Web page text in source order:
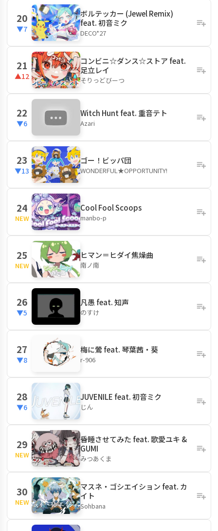
20
▼7
ボルテッカー (Jewel Remix)
feat. 初音ミク
DECO*27
21
▲12
コンビニ☆ダンス☆ストア feat.
足立レイ
そりっどびーつ
22
▼6
Witch Hunt feat. 重音テト
Azari
23
▼13
ゴー！ビッパ団
WONDERFUL★OPPORTUNITY!
24
NEW
Cool Fool Scoops
manbo-p
25
NEW
ヒマン＝ヒダイ焦燥曲
南ノ南
26
▼5
凡愚 feat. 知声
のすけ
27
▼8
梅に鶯 feat. 琴葉茜・葵
r-906
28
▼6
JUVENILE feat. 初音ミク
じん
29
NEW
昏睡させてみた feat. 歌愛ユキ &
GUMI
みつあくま
30
NEW
マスネ・ゴシエイション feat. カ
イト
Sohbana